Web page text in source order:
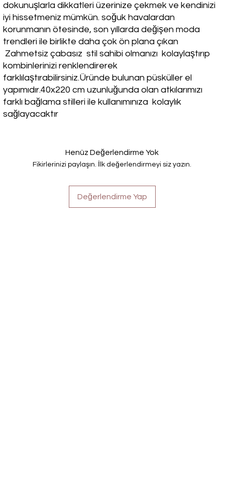
dokunuşlarla dikkatleri üzerinize çekmek ve kendinizi
iyi hissetmeniz mümkün. soğuk havalardan
korunmanın ötesinde, son yıllarda değişen moda
trendleri ile birlikte daha çok ön plana çıkan
Zahmetsiz çabasız stil sahibi olmanızı kolaylaştırıp
kombinlerinizi renklendirerek
farklılaştırabilirsiniz.Üründe bulunan püsküller el
yapımıdır.40x220 cm uzunluğunda olan atkılarımızı
farklı bağlama stilleri ile kullanımınıza kolaylık
sağlayacaktır
Henüz Değerlendirme Yok
Fikirlerinizi paylaşın. İlk değerlendirmeyi siz yazın.
Değerlendirme Yap